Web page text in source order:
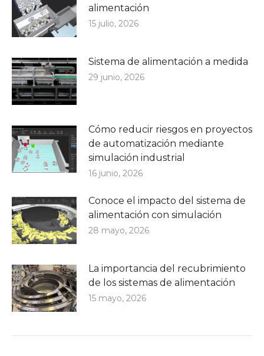
alimentación
15 julio, 2026
Sistema de alimentación a medida
29 junio, 2026
Cómo reducir riesgos en proyectos
de automatización mediante
simulación industrial
16 junio, 2026
Conoce el impacto del sistema de
alimentación con simulación
28 mayo, 2026
La importancia del recubrimiento
de los sistemas de alimentación
15 mayo, 2026